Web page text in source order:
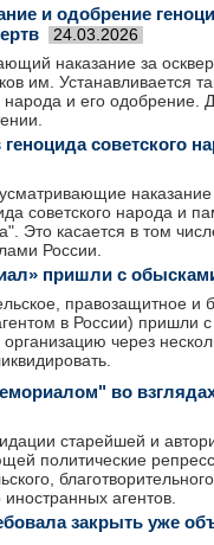
и одобрение
24.03.2026
наказание за
им. Устанавливается
народа и его одобрение.
советского
наказание
советского народа и
Это касается в том
России.
пришли с
правозащитное и
в России) пришли с
через
во
старейшей и
политические
агентов.
закрыть уже